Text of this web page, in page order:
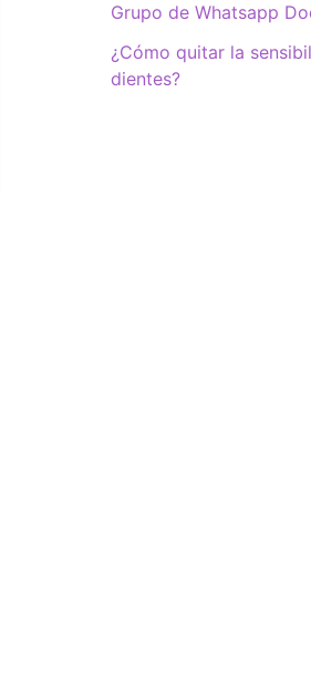
Grupo de Whatsapp
¿Cómo quitar la
dientes?